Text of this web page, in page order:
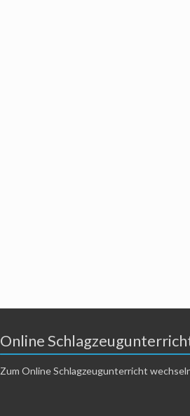
Online
Zum Online Schlagzeugunterricht